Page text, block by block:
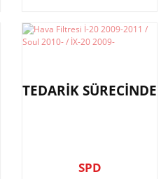
TEDARİK SÜRECİNDE
SPD